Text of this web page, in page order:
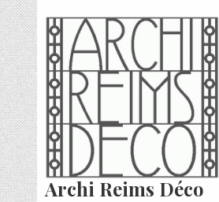
Skip to content
Archi Reims Déco